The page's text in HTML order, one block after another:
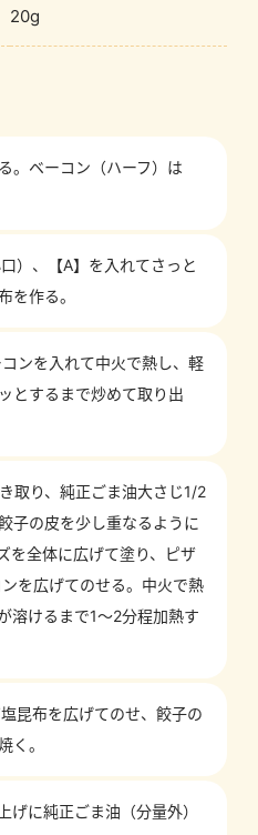
20g
。ベーコン（ハーフ）は
）、【A】を入れてさっと
を作る。
ンを入れて中火で熱し、軽
とするまで炒めて取り出
取り、純正ごま油大さじ1/2
子の皮を少し重なるように
を全体に広げて塗り、ピザ
を広げてのせる。中火で熱
溶けるまで1～2分程加熱す
昆布を広げてのせ、餃子の
く。
げに純正ごま油（分量外）